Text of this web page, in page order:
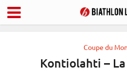
Coupe du
Kontiolahti –